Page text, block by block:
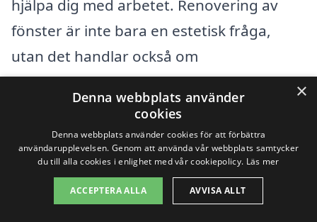
hjälpa dig med arbetet. Renovering av
fönster är inte bara en estetisk fråga,
utan det handlar också om
energieffektivitet och att bevara
byggnadens värde. Genom att välja ett
professionellt företag får du säkerhet i
kvaliteten på arbetet och kan känna dig
trygg i ditt val.
×
Denna webbplats använder
cookies
Denna webbplats använder cookies för att förbättra
användarupplevelsen. Genom att använda vår webbplats samtycker
du till alla cookies i enlighet med vår cookiepolicy. Läs mer
ACCEPTERA ALLA AVVISA ALLT